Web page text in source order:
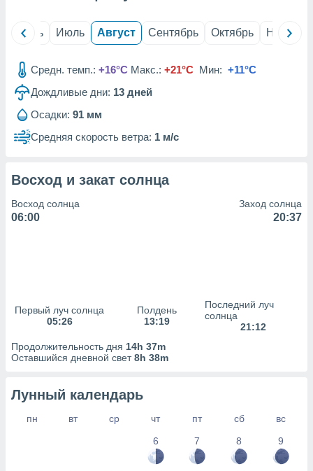
Июнь Июль Август Сентябрь Октябрь Ноябрь
Средн. темп.: +16°C Макс.: +21°C Мин: +11°C
Дождливые дни: 13 дней
Осадки: 91 мм
Средняя скорость ветра: 1 м/с
Восход и закат солнца
Восход солнца
06:00
Заход солнца
20:37
Первый луч солнца
05:26
Полдень
13:19
Последний луч
солнца
21:12
Продолжительность дня 14h 37m
Оставшийся дневной свет8h 38m
Лунный календарь
пн вт ср чт пт сб
вс
6
7 8 9